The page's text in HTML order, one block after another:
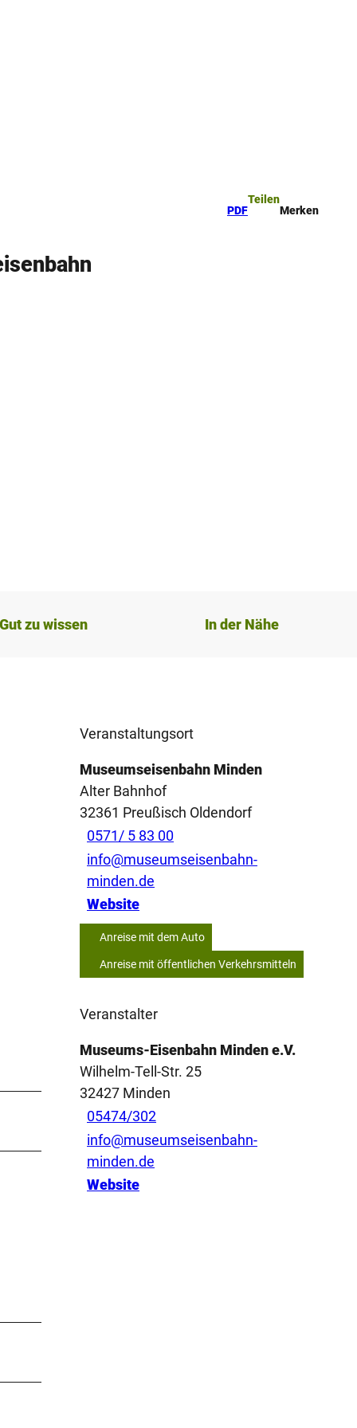
PDF
Teilen
Merken
Gut zu wissen In der Nähe
Veranstaltungsort
Museumseisenbahn Minden
Alter Bahnhof
32361 Preußisch Oldendorf
0571/ 5 83 00
info@museumseisenbahn-
minden.de
Website
Anreise mit dem Auto
Anreise mit öffentlichen Verkehrsmitteln
Veranstalter
Museums-Eisenbahn Minden e.V.
Wilhelm-Tell-Str. 25
32427 Minden
05474/302
info@museumseisenbahn-
minden.de
Website